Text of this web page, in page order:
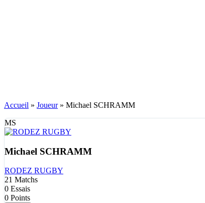
Accueil » Joueur» Michael SCHRAMM
MS
Michael SCHRAMM
RODEZ RUGBY
21 Matchs
0 Essais
0 Points